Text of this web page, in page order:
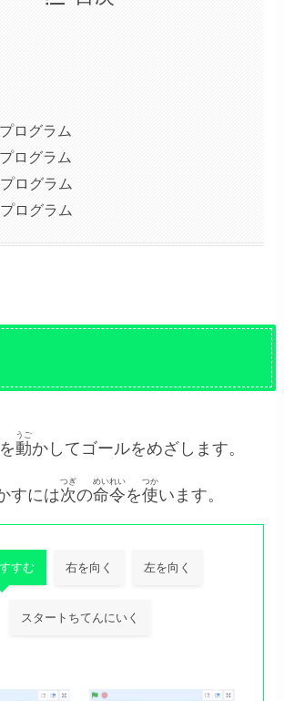
ログラム
ログラム
ログラム
ログラム
動
うご
かしてゴールをめざします。
すには次
つぎ
の命令
めいれい
を使
つか
います。
すむ 右を向く 左を向く
スタートちてんにいく